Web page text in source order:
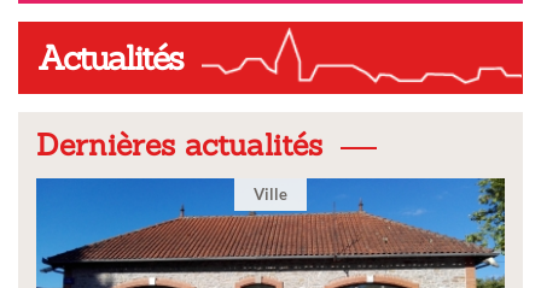
Actualités
Dernières actualités
Ville